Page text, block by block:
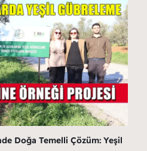
Doğa Temelli Çözüm: Yeşil